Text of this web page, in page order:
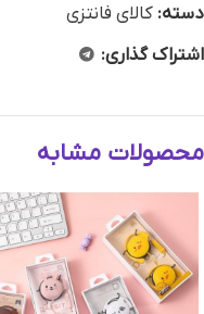
دسته: کالای فانتزی
اشتراک گذاری:
محصولات مشابه